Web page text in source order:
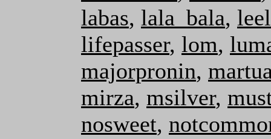
labas, lala_bala,
lifepasser, lom,
majorpronin,
mirza, msilver,
nosweet,